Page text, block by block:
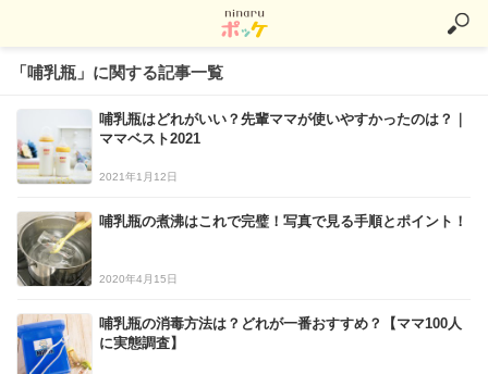
「哺乳瓶」に関する記事一覧
哺乳瓶はどれがいい？先輩ママが使いやすかったのは？｜
ママベスト2021
2021年1月12日
哺乳瓶の煮沸はこれで完璧！写真で見る手順とポイント！
2020年4月15日
哺乳瓶の消毒方法は？どれが一番おすすめ？【ママ100人
に実態調査】